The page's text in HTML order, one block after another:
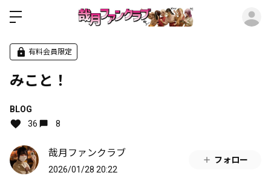
有料会員限定
みこと！
BLOG
36
8
哉月ファンクラブ
2026/01/28 20:22
フォロー